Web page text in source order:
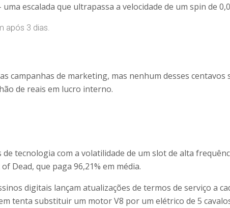
escalada que ultrapassa a velocidade de um spin de
após 3 dias.
campanhas de marketing, mas nenhum desses
de reais em lucro interno.
tecnologia com a volatilidade de um slot de alta
Dead, que paga 96,21% em média.
digitais lançam atualizações de termos de serviço a
tenta substituir um motor V8 por um elétrico de 5